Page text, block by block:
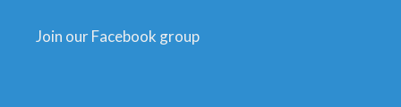
Join our Facebook group